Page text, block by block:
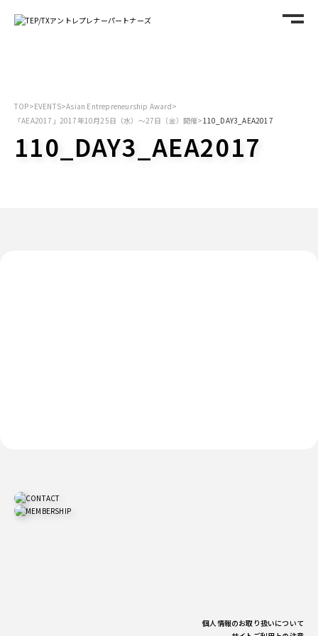
TOP>EVENTS>Asian Entrepreneurship Award>
「AEA2017」2017年10月25日（水）～27日（金）開催>110_DAY3_AEA2017
110_DAY3_AEA2017
個人情報のお取り扱いについて